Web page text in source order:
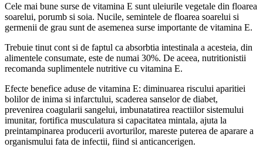
Cele mai bune surse de vitamina E sunt uleiurile vegetale din floarea
soarelui, porumb si soia. Nucile, semintele de floarea soarelui si
germenii de grau sunt de asemenea surse importante de vitamina E.
Trebuie tinut cont si de faptul ca absorbtia intestinala a acesteia, din
alimentele consumate, este de numai 30%. De aceea, nutritionistii
recomanda suplimentele nutritive cu vitamina E.
Efecte benefice aduse de vitamina E: diminuarea riscului aparitiei
bolilor de inima si infarctului, scaderea sanselor de diabet,
prevenirea coagularii sangelui, imbunatatirea reactiilor sistemului
imunitar, fortifica musculatura si capacitatea mintala, ajuta la
preintampinarea producerii avorturilor, mareste puterea de aparare a
organismului fata de infectii, fiind si anticancerigen.